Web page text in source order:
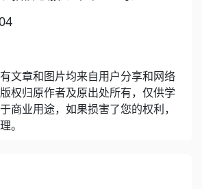
文章和图片均来自用户分享和网络
权归原作者及原出处所有，仅供学
商业用途，如果损害了您的权利，
。